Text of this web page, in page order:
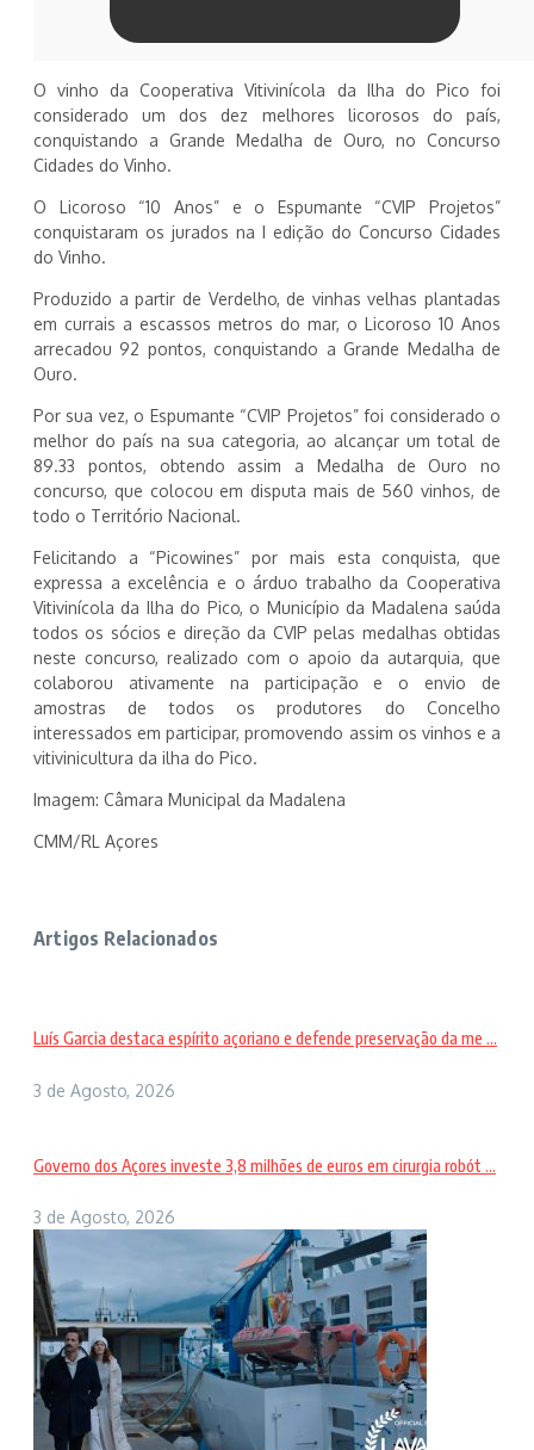
O vinho da Cooperativa Vitivinícola da Ilha do Pico foi
considerado um dos dez melhores licorosos do país,
conquistando a Grande Medalha de Ouro, no Concurso
Cidades do Vinho.
O Licoroso “10 Anos” e o Espumante “CVIP Projetos”
conquistaram os jurados na I edição do Concurso Cidades
do Vinho.
Produzido a partir de Verdelho, de vinhas velhas plantadas
em currais a escassos metros do mar, o Licoroso 10 Anos
arrecadou 92 pontos, conquistando a Grande Medalha de
Ouro.
Por sua vez, o Espumante “CVIP Projetos” foi considerado o
melhor do país na sua categoria, ao alcançar um total de
89.33 pontos, obtendo assim a Medalha de Ouro no
concurso, que colocou em disputa mais de 560 vinhos, de
todo o Território Nacional.
Felicitando a “Picowines” por mais esta conquista, que
expressa a excelência e o árduo trabalho da Cooperativa
Vitivinícola da Ilha do Pico, o Município da Madalena saúda
todos os sócios e direção da CVIP pelas medalhas obtidas
neste concurso, realizado com o apoio da autarquia, que
colaborou ativamente na participação e o envio de
amostras de todos os produtores do Concelho
interessados em participar, promovendo assim os vinhos e a
vitivinicultura da ilha do Pico.
Imagem: Câmara Municipal da Madalena
CMM/RL Açores
Artigos Relacionados
Luís Garcia destaca espírito açoriano e defende preservação da me ...
3 de Agosto, 2026
Governo dos Açores investe 3,8 milhões de euros em cirurgia robót ...
3 de Agosto, 2026